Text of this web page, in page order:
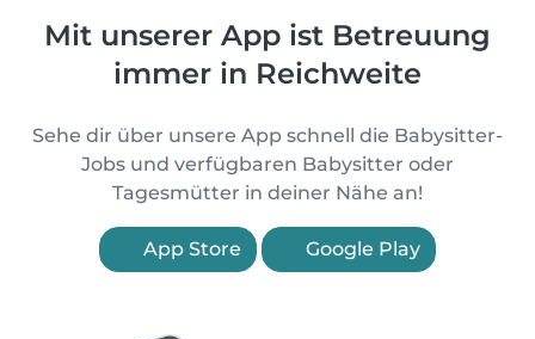
Mit unserer App ist Betreuung
immer in Reichweite
Sehe dir über unsere App schnell die Babysitter-
Jobs und verfügbaren Babysitter oder
Tagesmütter in deiner Nähe an!
App Store Google Play